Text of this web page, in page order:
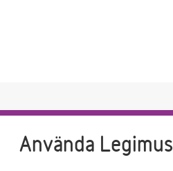
Använda Legimus